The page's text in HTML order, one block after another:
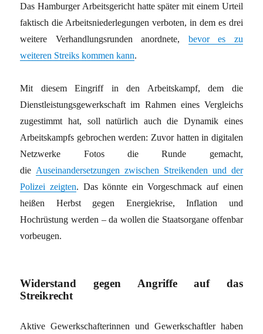
Das Hamburger Arbeitsgericht hatte später mit einem Urteil
faktisch die Arbeitsniederlegungen verboten, in dem es drei
weitere Verhandlungsrunden anordnete, bevor es zu
weiteren Streiks kommen kann.
Mit diesem Eingriff in den Arbeitskampf, dem die
Dienstleistungsgewerkschaft im Rahmen eines Vergleichs
zugestimmt hat, soll natürlich auch die Dynamik eines
Arbeitskampfs gebrochen werden: Zuvor hatten in digitalen
Netzwerke Fotos die Runde gemacht,
die Auseinandersetzungen zwischen Streikenden und der
Polizei zeigten. Das könnte ein Vorgeschmack auf einen
heißen Herbst gegen Energiekrise, Inflation und
Hochrüstung werden – da wollen die Staatsorgane offenbar
vorbeugen.
Widerstand gegen Angriffe auf das
Streikrecht
Aktive Gewerkschafterinnen und Gewerkschaftler haben